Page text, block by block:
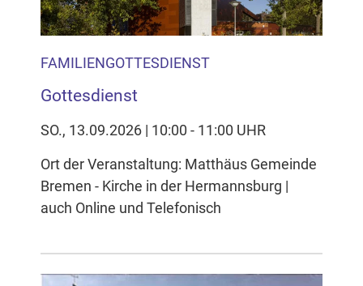
FAMILIENGOTTESDIENST
Gottesdienst
SO., 13.09.2026 | 10:00 - 11:00 UHR
Ort der Veranstaltung: Matthäus Gemeinde
Bremen - Kirche in der Hermannsburg |
auch Online und Telefonisch